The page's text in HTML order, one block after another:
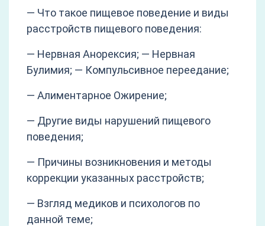
— Что такое пищевое поведение и виды
расстройств пищевого поведения:
— Нервная Анорексия; — Нервная
Булимия; — Компульсивное переедание;
— Алиментарное Ожирение;
— Другие виды нарушений пищевого
поведения;
— Причины возникновения и методы
коррекции указанных расстройств;
— Взгляд медиков и психологов по
данной теме;